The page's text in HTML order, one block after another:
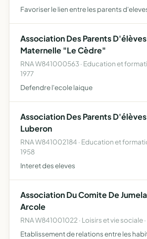
Favoriser le lien entre les parents
Association Des Parents
Maternelle "Le Cèdre"
RNA W841000563 · Education et
1977
Defendre l'ecole laique
Association Des Parents
Luberon
RNA W841002184 · Education et
1958
Interet des eleves
Association Du Comite De
Arcole
RNA W841001022 · Loisirs et vie sociale
Etablissement de relations entre les